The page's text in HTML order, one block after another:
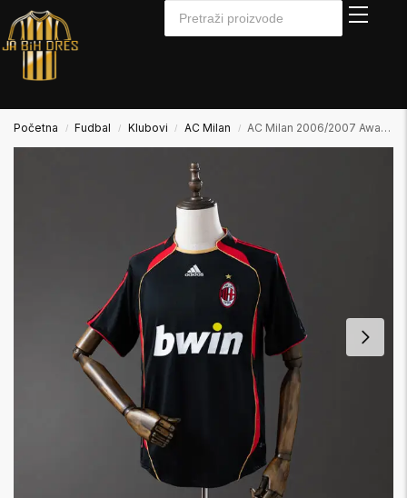
Početna / Fudbal / Klubovi / AC Milan / AC Milan 2006/2007 Away2 Gostujući